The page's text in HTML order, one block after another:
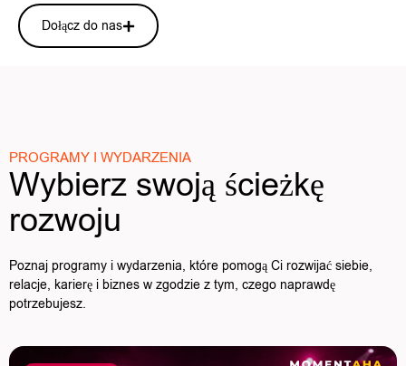
Dołącz do nas
PROGRAMY I WYDARZENIA
Wybierz swoją ścieżkę
rozwoju
Poznaj programy i wydarzenia, które pomogą Ci rozwijać siebie,
relacje, karierę i biznes w zgodzie z tym, czego naprawdę
potrzebujesz.